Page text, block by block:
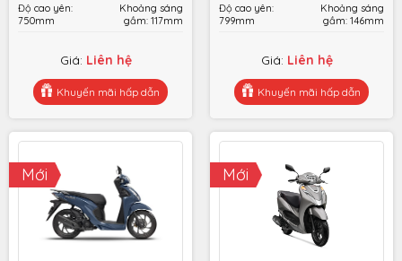
Độ cao yên:
750mm
Khoảng sáng
gầm: 117mm
Giá: Liên hệ
Khuyến mãi hấp dẫn
Honda Vision Thể Thao
Xem chi tiết
Đặt hàng
Độ cao yên:
799mm
Khoảng sáng
gầm: 146mm
Giá: Liên hệ
Khuyến mãi hấp dẫn
SH 125i/160i
Xem chi tiết
Đặt hàng
Mới Mới